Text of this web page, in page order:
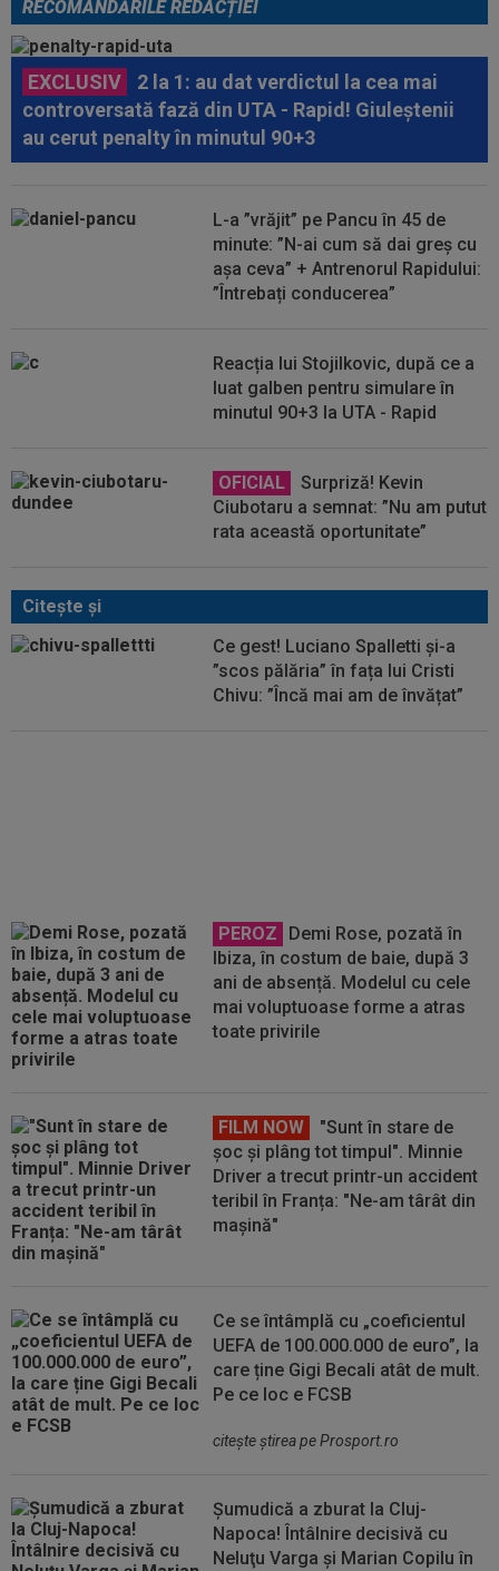
RECOMANDĂRILE REDACȚIEI
EXCLUSIV
2 la 1: au dat verdictul la cea mai
controversată fază din UTA - Rapid! Giuleștenii
au cerut penalty în minutul 90+3
L-a ”vrăjit” pe Pancu în 45 de
minute: ”N-ai cum să dai greș cu
așa ceva” + Antrenorul Rapidului:
”Întrebați conducerea”
Reacția lui Stojilkovic, după ce a
luat galben pentru simulare în
minutul 90+3 la UTA - Rapid
OFICIAL
Surpriză! Kevin
Ciubotaru a semnat: ”Nu am putut
rata această oportunitate”
Citeşte şi
Ce gest! Luciano Spalletti și-a
”scos pălăria” în fața lui Cristi
Chivu: ”Încă mai am de învățat”
PEROZ
Demi Rose, pozată în
Ibiza, în costum de baie, după 3
ani de absență. Modelul cu cele
mai voluptuoase forme a atras
toate privirile
FILM NOW
"Sunt în stare de
șoc și plâng tot timpul". Minnie
Driver a trecut printr-un accident
teribil în Franța: "Ne-am târât din
mașină"
Ce se întâmplă cu „coeficientul
UEFA de 100.000.000 de euro”, la
care ține Gigi Becali atât de mult.
Pe ce loc e FCSB
citeşte ştirea pe Prosport.ro
Șumudică a zburat la Cluj-
Napoca! Întâlnire decisivă cu
Neluţu Varga şi Marian Copilu în